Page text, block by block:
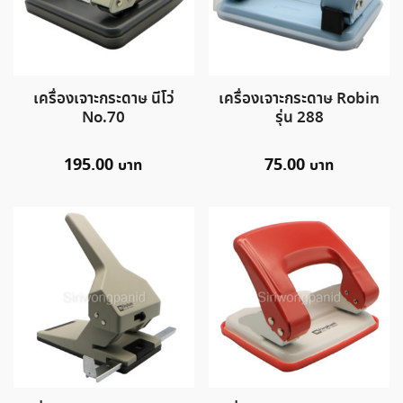
เครื่องเจาะกระดาษ นีโว่
No.70
195.00
เครื่องเจาะกระดาษ Robin
รุ่น 288
75.00